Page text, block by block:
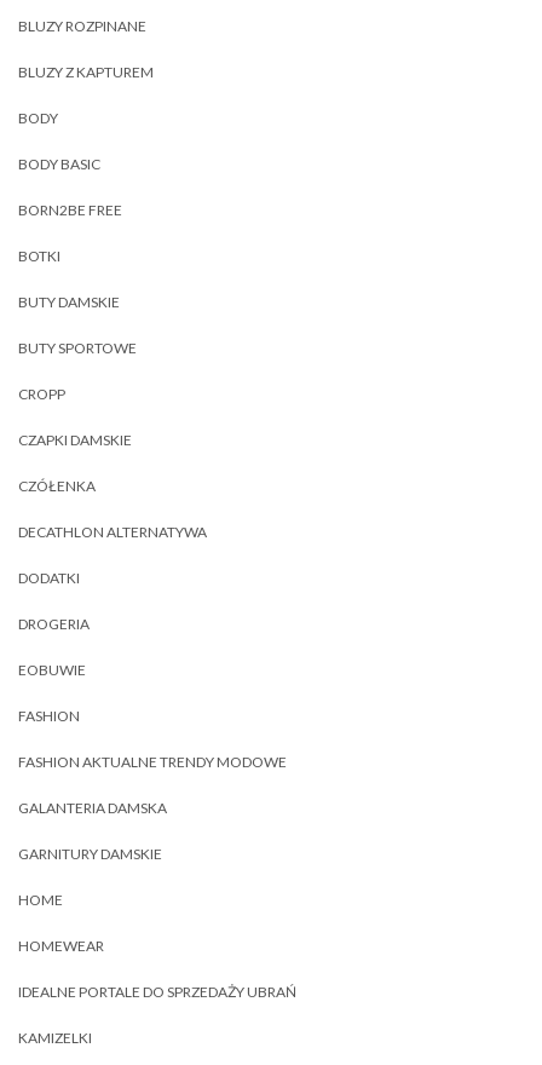
BLUZY ROZPINANE
BLUZY Z KAPTUREM
BODY
BODY BASIC
BORN2BE FREE
BOTKI
BUTY DAMSKIE
BUTY SPORTOWE
CROPP
CZAPKI DAMSKIE
CZÓŁENKA
DECATHLON ALTERNATYWA
DODATKI
DROGERIA
EOBUWIE
FASHION
FASHION AKTUALNE TRENDY MODOWE
GALANTERIA DAMSKA
GARNITURY DAMSKIE
HOME
HOMEWEAR
IDEALNE PORTALE DO SPRZEDAŻY UBRAŃ
KAMIZELKI